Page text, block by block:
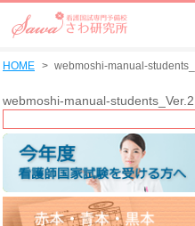
HOME webmoshi-manual-
webmoshi-manual-